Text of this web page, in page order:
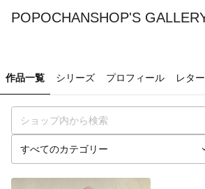
POPOCHANSHOP'S
作品一覧 シリーズ プロフィール レター